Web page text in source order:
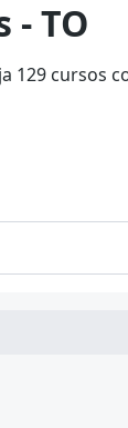
TO
129 cursos